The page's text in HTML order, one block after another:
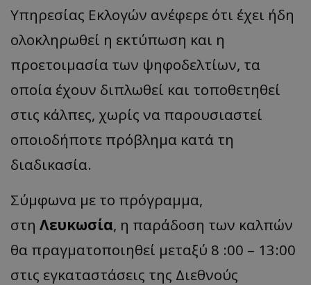
Υπηρεσίας Εκλογών ανέφερε ότι έχει ήδη
ολοκληρωθεί η εκτύπωση και η
προετοιμασία των ψηφοδελτίων, τα
οποία έχουν διπλωθεί και τοποθετηθεί
στις κάλπες, χωρίς να παρουσιαστεί
οποιοδήποτε πρόβλημα κατά τη
διαδικασία.
Σύμφωνα με το πρόγραμμα,
στη Λευκωσία, η παράδοση των καλπών
θα πραγματοποιηθεί μεταξύ 8 :00 – 13:00
στις εγκαταστάσεις της Διεθνούς